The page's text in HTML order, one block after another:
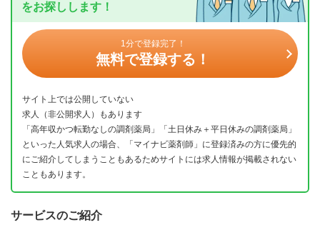
をお探しします！
1分で登録完了！
無料で登録する！
サイト上では公開していない
求人（非公開求人）もあります
「高年収かつ転勤なしの調剤薬局」「土日休み＋平日休みの調剤薬局」
といった人気求人の場合、「マイナビ薬剤師」に登録済みの方に優先的
にご紹介してしまうこともあるためサイトには求人情報が掲載されない
こともあります。
サービスのご紹介